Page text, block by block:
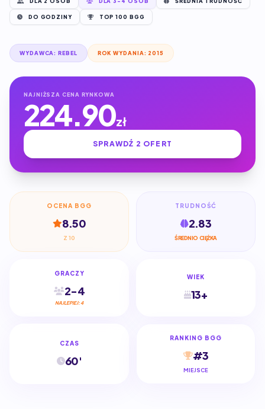
DO GODZINY TOP 100 BGG
WYDAWCA: REBEL ROK WYDANIA: 2015
NAJNIŻSZA CENA RYNKOWA
224.90zł
SPRAWDŹ 2 OFERT
OCENA BGG
8.50
Z 10
TRUDNOŚĆ
2.83
ŚREDNIO CIĘŻKA
GRACZY
2-4
NAJLEPIEJ: 4
WIEK
13+
CZAS
60'
RANKING BGG
#3
MIEJSCE